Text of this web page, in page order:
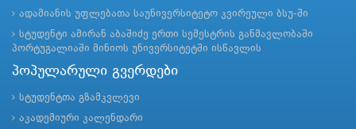
ადამიანის უფლებათა საუნივერსიტეტო კვირეული ბსუ-ში
სტუდენტი ამირან აბაშიძე ერთი სემესტრის განმავლობაში
პორტუგალიაში მინიოს უნივერსიტეტში ისწავლის
პოპულარული გვერდები
სტუდენტთა გზამკვლევი
აკადემიური კალენდარი